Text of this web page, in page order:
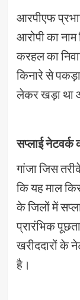
आरपीएफ
आरोपी का नाम
करहल का
किनारे से
लेकर खड़ा था
सप्लाई नेटवर्क
गांजा जिस
कि यह माल
के जिलों में
प्रारंभिक
खरीददारों के
है।